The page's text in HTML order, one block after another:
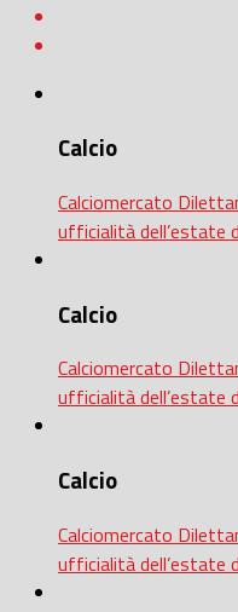
Calcio
Calciomercato
ufficialità dell’estate
Calcio
Calciomercato
ufficialità dell’estate
Calcio
Calciomercato
ufficialità dell’estate